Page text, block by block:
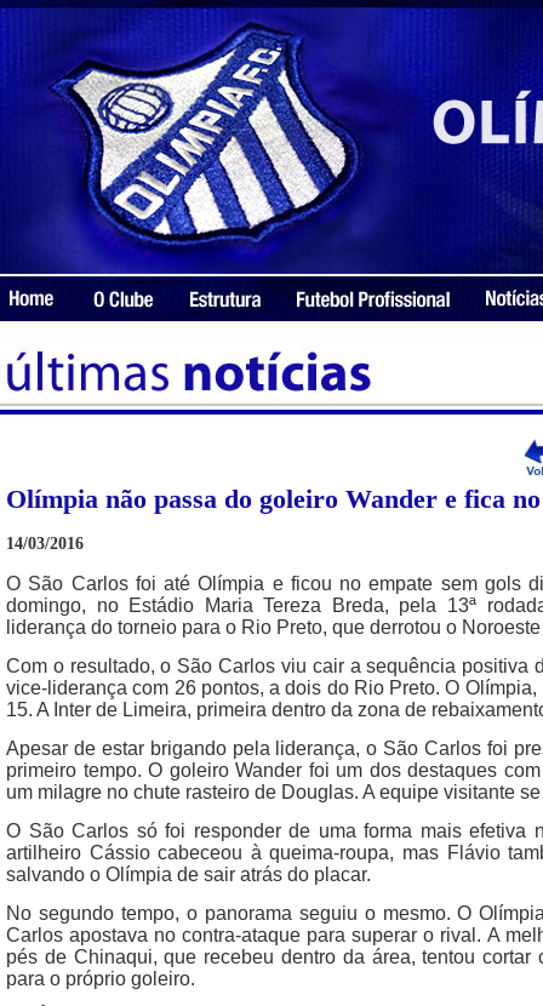
Olímpia não passa do goleiro Wander e fica
14/03/2016
O São Carlos foi até Olímpia e ficou no empate sem gols
domingo, no Estádio Maria Tereza Breda, pela 13ª
liderança do torneio para o Rio Preto, que derrotou o
Com o resultado, o São Carlos viu cair a sequência positiva
vice-liderança com 26 pontos, a dois do Rio Preto. O
15. A Inter de Limeira, primeira dentro da zona de
Apesar de estar brigando pela liderança, o São Carlos foi
primeiro tempo. O goleiro Wander foi um dos destaques
um milagre no chute rasteiro de Douglas. A equipe visitante
O São Carlos só foi responder de uma forma mais efetiva
artilheiro Cássio cabeceou à queima-roupa, mas Flávio
salvando o Olímpia de sair atrás do placar.
No segundo tempo, o panorama seguiu o mesmo. O
Carlos apostava no contra-ataque para superar o rival. A
pés de Chinaqui, que recebeu dentro da área, tentou
para o próprio goleiro.